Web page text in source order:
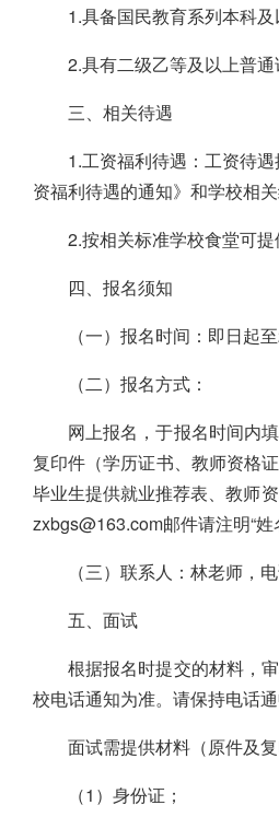
1.具备国民教育系列本科
2.具有二级乙等及以上普
三、相关待遇
1.工资福利待遇：工资待
资福利待遇的通知》和学校相
2.按相关标准学校食堂可提
四、报名须知
（一）报名时间：即日起
（二）报名方式：
网上报名，于报名时间内
复印件（学历证书、教师资格
毕业生提供就业推荐表、教师
zxbgs@163.com邮件请注明“姓
（三）联系人：林老师，
五、面试
根据报名时提交的材料，
校电话通知为准。请保持电话通
面试需提供材料（原件及复
（1）身份证；